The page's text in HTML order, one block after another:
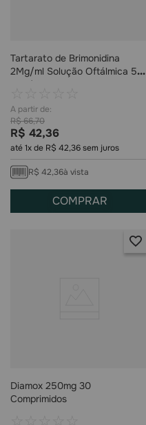
Tartarato de Brimonidina
2Mg/ml Solução Oftálmica 5ml
Genérico Teuto
R$66,70
R$ 42,36
até1x de R$ 42,36sem juros
R$ 42,36à vista
COMPRAR
Diamox 250mg 30
Comprimidos